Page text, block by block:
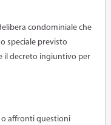
condominiale che
speciale previsto
il decreto ingiuntivo per
o affronti questioni